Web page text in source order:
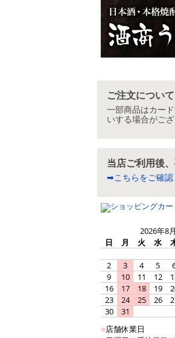
ご注文について
一部商品はカー
いする場合がご
当店ご利用後
➡こちらをご確認
2026年8月
日
月 火 水
2
3 4 5
9
10 11 12
16
17 18 19
23
24 25 26
30
31
■店舗休業日